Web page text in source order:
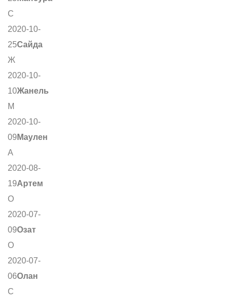
С
2020-10-
25Сайда
Ж
2020-10-
10Жанель
М
2020-10-
09 Маулен
А
2020-08-
19Артем
О
2020-07-
09Озат
О
2020-07-
06Олан
С